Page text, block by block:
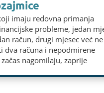
imaju redovna primanja
probleme, jedan
račun, drugi mjesec već ne
dva računa i nepodmirene
nagomilaju, zaprije